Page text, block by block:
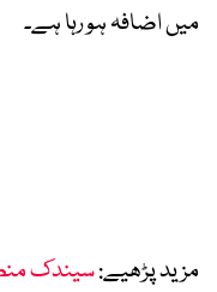
میں اضافہ ہو رہا ہے۔
مزید پڑھیے:سیندک